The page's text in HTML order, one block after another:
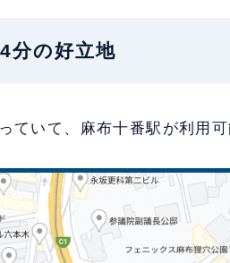
分の好立地
ていて、麻布十番駅が利用可